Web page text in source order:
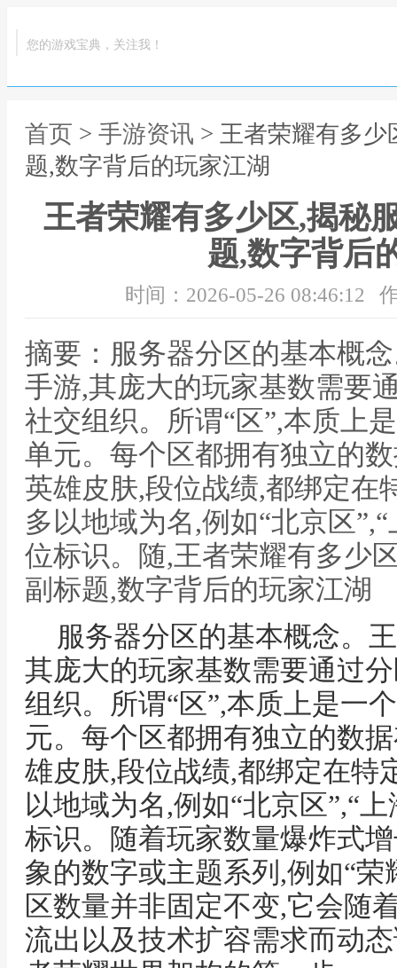
您的游戏宝典，关注我！
首页 > 手游资讯 > 王者荣耀有多
题,数字背后的玩家江湖
王者荣耀有多少区,揭秘
题,数字背后
时间：2026-05-26 08:46:12
摘要：服务器分区的基本概
手游,其庞大的玩家基数需要
社交组织。所谓“区”,本质上
单元。每个区都拥有独立的
英雄皮肤,段位战绩,都绑定在
多以地域为名,例如“北京区
位标识。随,王者荣耀有多少
副标题,数字背后的玩家江湖
服务器分区的基本概念。
其庞大的玩家基数需要通过
组织。所谓“区”,本质上是一
元。每个区都拥有独立的数
雄皮肤,段位战绩,都绑定在特
以地域为名,例如“北京区”,“
标识。随着玩家数量爆炸式
象的数字或主题系列,例如“荣
区数量并非固定不变,它会随
流出以及技术扩容需求而动